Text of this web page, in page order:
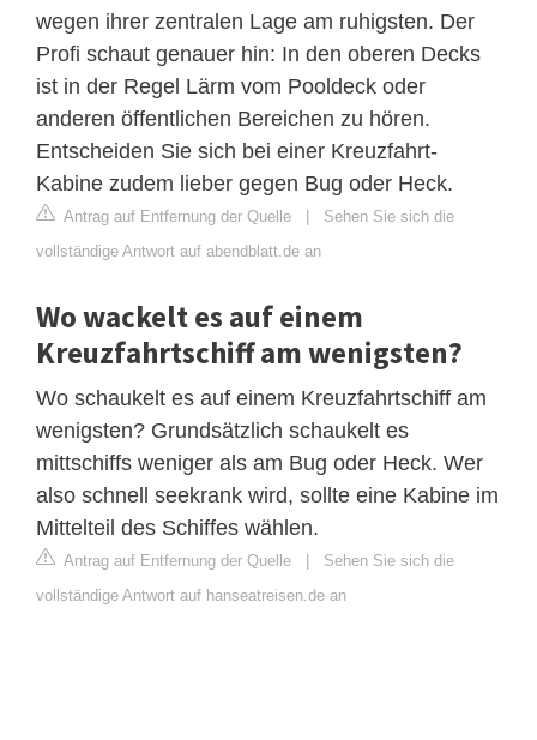
wegen ihrer zentralen Lage am ruhigsten. Der
Profi schaut genauer hin: In den oberen Decks
ist in der Regel Lärm vom Pooldeck oder
anderen öffentlichen Bereichen zu hören.
Entscheiden Sie sich bei einer Kreuzfahrt-
Kabine zudem lieber gegen Bug oder Heck.
Antrag auf Entfernung der Quelle
Sehen Sie sich die
vollständige Antwort auf abendblatt.de an
Wo wackelt es auf einem
Kreuzfahrtschiff am wenigsten?
Wo schaukelt es auf einem Kreuzfahrtschiff am
wenigsten? Grundsätzlich schaukelt es
mittschiffs weniger als am Bug oder Heck. Wer
also schnell seekrank wird, sollte eine Kabine im
Mittelteil des Schiffes wählen.
Antrag auf Entfernung der Quelle
Sehen Sie sich die
vollständige Antwort auf hanseatreisen.de an